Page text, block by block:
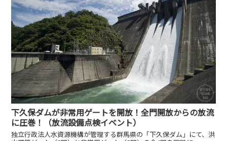
下久保ダムが非常用ゲートを開放！全門開放からの放流
に圧巻！（放流設備点検イベント）
独立行政法人水資源機構が管理する群馬県の「下久保ダム」にて、洪